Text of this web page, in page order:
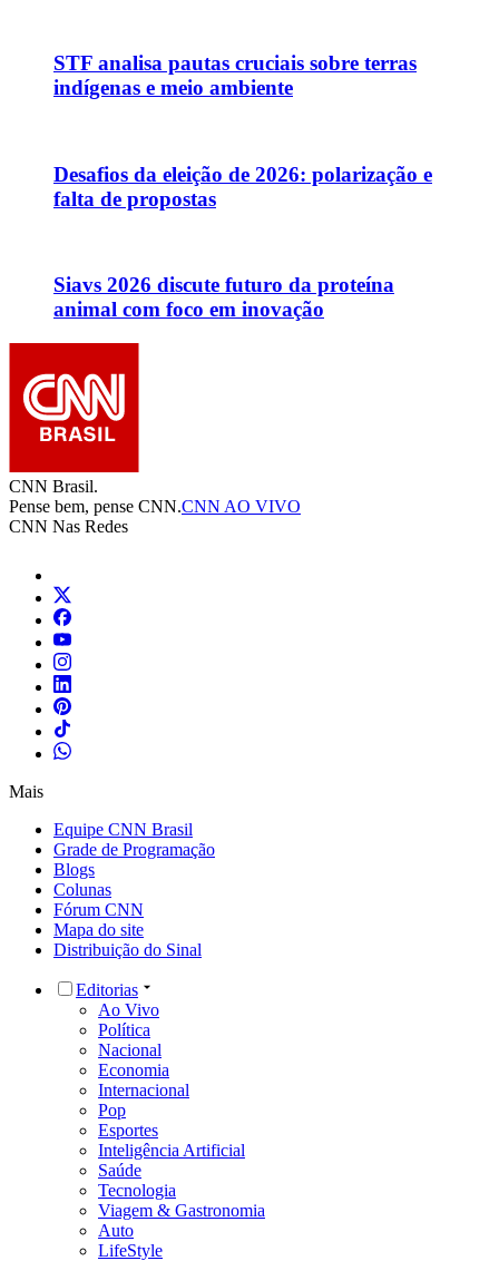
STF analisa pautas cruciais sobre terras
indígenas e meio ambiente
Desafios da eleição de 2026: polarização e
falta de propostas
Siavs 2026 discute futuro da proteína
animal com foco em inovação
CNN Brasil.
Pense bem, pense CNN.CNN AO VIVO
CNN Nas Redes
Mais
Equipe CNN Brasil
Grade de Programação
Blogs
Colunas
Fórum CNN
Mapa do site
Distribuição do Sinal
Editorias
Ao Vivo
Política
Nacional
Economia
Internacional
Pop
Esportes
Inteligência Artificial
Saúde
Tecnologia
Viagem & Gastronomia
Auto
LifeStyle